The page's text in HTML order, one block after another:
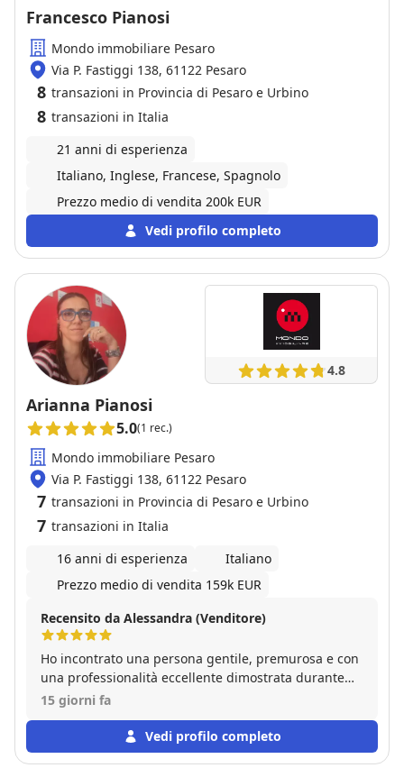
Francesco Pianosi
Mondo immobiliare Pesaro
Via P. Fastiggi 138, 61122 Pesaro
8 transazioni in Provincia di Pesaro e Urbino
8 transazioni in Italia
21 anni di esperienza
Italiano, Inglese, Francese, Spagnolo
Prezzo medio di vendita 200k EUR
Vedi profilo completo
4.8
Arianna Pianosi
5.0(1 rec.)
Mondo immobiliare Pesaro
Via P. Fastiggi 138, 61122 Pesaro
7 transazioni in Provincia di Pesaro e Urbino
7 transazioni in Italia
16 anni di esperienza
Italiano
Prezzo medio di vendita 159k EUR
Recensito da Alessandra (Venditore)
Ho incontrato una persona gentile, premurosa e con
una professionalità eccellente dimostrata durante
tutto il percorso della vendita dell'immobile!
15 giorni fa
Vedi profilo completo